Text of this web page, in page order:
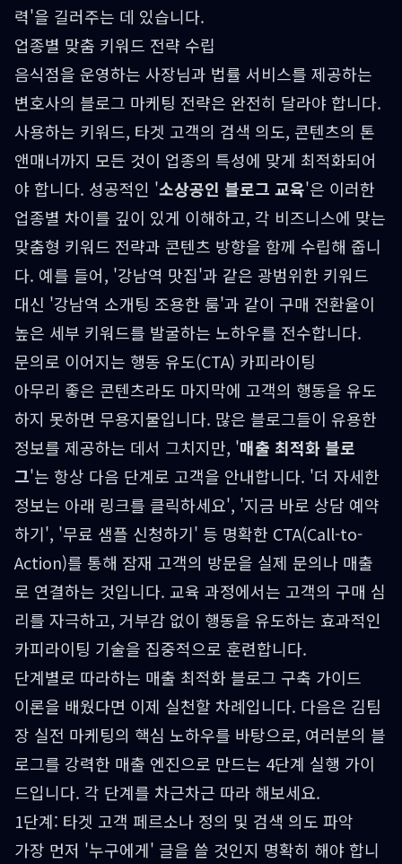
력'을 길러주는 데 있습니다.
업종별 맞춤 키워드 전략 수립
음식점을 운영하는 사장님과 법률 서비스를 제공하는
변호사의 블로그 마케팅 전략은 완전히 달라야 합니다.
사용하는 키워드, 타겟 고객의 검색 의도, 콘텐츠의 톤
앤매너까지 모든 것이 업종의 특성에 맞게 최적화되어
야 합니다. 성공적인 '소상공인 블로그 교육'은 이러한
업종별 차이를 깊이 있게 이해하고, 각 비즈니스에 맞는
맞춤형 키워드 전략과 콘텐츠 방향을 함께 수립해 줍니
다. 예를 들어, '강남역 맛집'과 같은 광범위한 키워드
대신 '강남역 소개팅 조용한 룸'과 같이 구매 전환율이
높은 세부 키워드를 발굴하는 노하우를 전수합니다.
문의로 이어지는 행동 유도(CTA) 카피라이팅
아무리 좋은 콘텐츠라도 마지막에 고객의 행동을 유도
하지 못하면 무용지물입니다. 많은 블로그들이 유용한
정보를 제공하는 데서 그치지만, '매출 최적화 블로
그'는 항상 다음 단계로 고객을 안내합니다. '더 자세한
정보는 아래 링크를 클릭하세요', '지금 바로 상담 예약
하기', '무료 샘플 신청하기' 등 명확한 CTA(Call-to-
Action)를 통해 잠재 고객의 방문을 실제 문의나 매출
로 연결하는 것입니다. 교육 과정에서는 고객의 구매 심
리를 자극하고, 거부감 없이 행동을 유도하는 효과적인
카피라이팅 기술을 집중적으로 훈련합니다.
단계별로 따라하는 매출 최적화 블로그 구축 가이드
이론을 배웠다면 이제 실천할 차례입니다. 다음은 김팀
장 실전 마케팅의 핵심 노하우를 바탕으로, 여러분의 블
로그를 강력한 매출 엔진으로 만드는 4단계 실행 가이
드입니다. 각 단계를 차근차근 따라 해보세요.
1단계: 타겟 고객 페르소나 정의 및 검색 의도 파악
가장 먼저 '누구에게' 글을 쓸 것인지 명확히 해야 합니